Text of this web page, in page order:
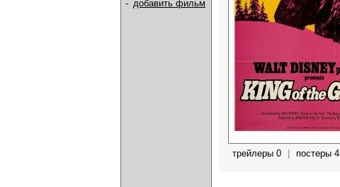
- добавить фильм
трейлеры 0 постеры 4